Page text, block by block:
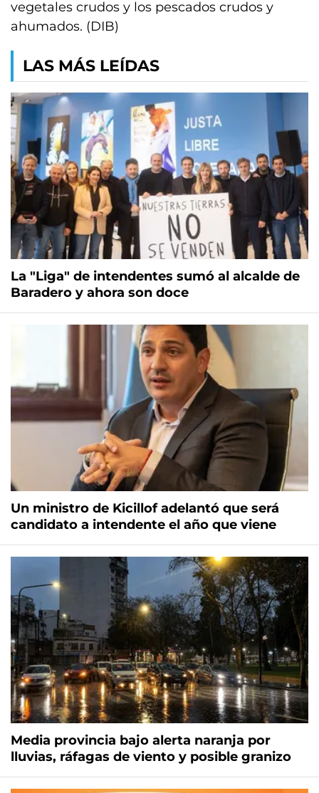
vegetales crudos y los pescados crudos y
ahumados. (DIB)
LAS MÁS LEÍDAS
La "Liga" de intendentes sumó al alcalde de
Baradero y ahora son doce
Un ministro de Kicillof adelantó que será
candidato a intendente el año que viene
Media provincia bajo alerta naranja por
lluvias, ráfagas de viento y posible granizo